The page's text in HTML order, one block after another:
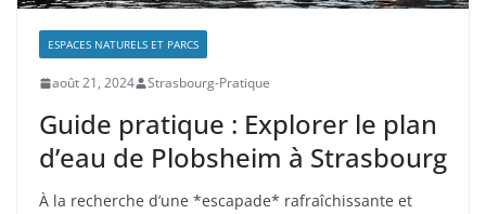
ESPACES NATURELS ET PARCS
août 21, 2024 Strasbourg-Pratique
Guide pratique : Explorer le plan
d’eau de Plobsheim à Strasbourg
À la recherche d’une *escapade* rafraîchissante et